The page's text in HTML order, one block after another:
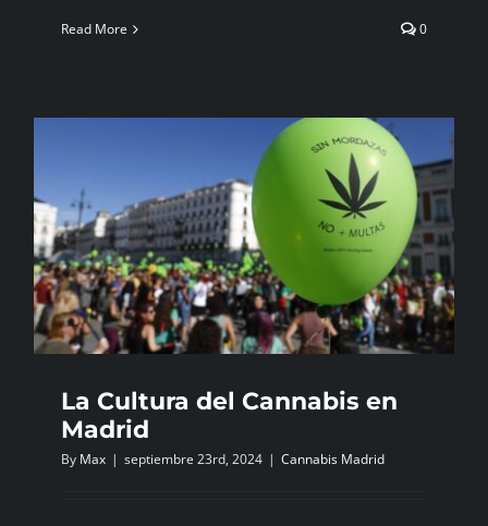
Read More 0
La Cultura del Cannabis en
Madrid
By Max | septiembre 23rd, 2024 | Cannabis Madrid